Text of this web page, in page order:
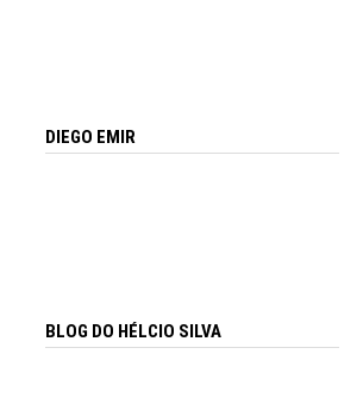
DIEGO EMIR
BLOG DO HÉLCIO SILVA